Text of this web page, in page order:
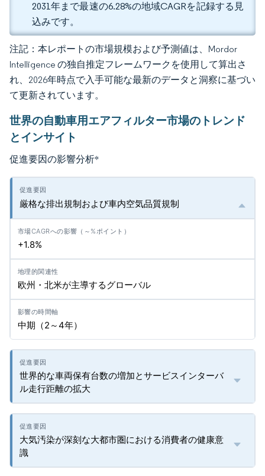
2031年まで最速の6.28%の地域CAGRを記録する見
込みです。
注記：本レポートの市場規模および予測値は、Mordor
Intelligence の独自推定フレームワークを使用して算出さ
れ、2026年時点で入手可能な最新のデータと洞察に基づい
て更新されています。
世界の自動車用エアフィルター市場のトレンド
とインサイト
促進要因の影響分析*
厳格な排出規制および車内空気品質規制
+1.8%
欧州・北米が主導するグローバル
中期（2～4年）
世界的な車両保有台数の増加とサービスインターバ
ル走行距離の拡大
大気汚染が深刻な大都市圏における消費者の健康意
識